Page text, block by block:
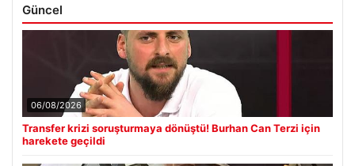
Güncel
06/08/2026
Transfer krizi soruşturmaya dönüştü! Burhan Can Terzi için
harekete geçildi